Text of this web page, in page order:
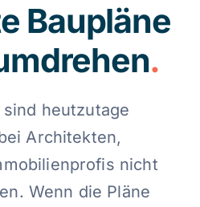
Baupläne
.
heutzutage
Architekten,
nicht
Wenn die Pläne